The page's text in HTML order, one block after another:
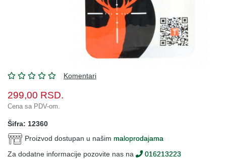
Komentari
299,00 RSD.
Cena sa PDV-om.
Šifra: 12360
Proizvod dostupan u našim maloprodajama
Za dodatne informacije pozovite nas na
016213223